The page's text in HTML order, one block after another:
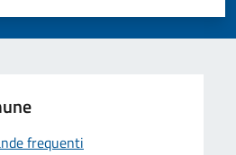
su 5
su 5
5
frequenti